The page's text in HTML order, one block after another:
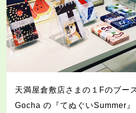
天満屋倉敷店さまの１ Fのブー
Gochaの『てぬぐいSummer